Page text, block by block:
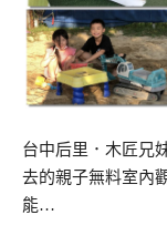
台中后里．木匠兄
去的親子無料室內
能…